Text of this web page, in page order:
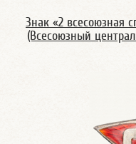
Знак «2 всесоюзная
(Всесоюзный